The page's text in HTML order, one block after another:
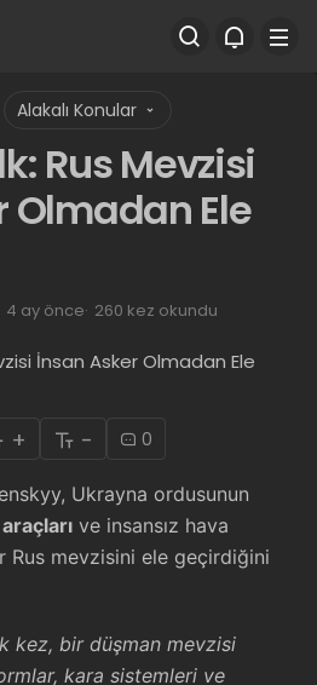
Alakalı Konular
Rus Mevzisi
Olmadan Ele
4 ay önce 260 kez okundu
+ - 0
Ukrayna ordusunun
ve insansız hava
Rus mevzisini ele geçirdiğini
kez, bir düşman mevzisi
kara sistemleri ve